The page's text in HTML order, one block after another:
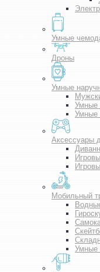
Умные
Дроны
Умные
Умные
Умные
Аксессуары
Мобильный
Умные